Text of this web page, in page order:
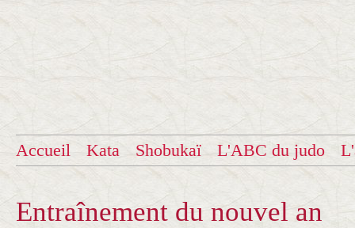
Accueil Kata Shobukaï L'ABC du judo
Entraînement du nouvel an